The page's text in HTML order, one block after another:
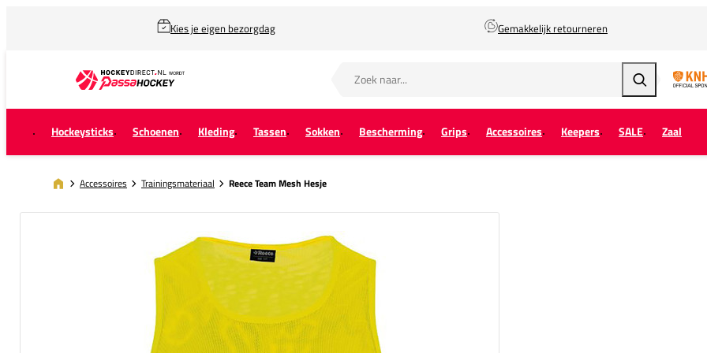
Kies je eigen bezorgdag Gemakkelijk retourneren
Zoeken
Hockeysticks Schoenen Kleding Tassen Sokken Bescherming Grips Accessoires Keepers SALE Zaal
Accessoires Trainingsmateriaal Reece Team Mesh Hesje